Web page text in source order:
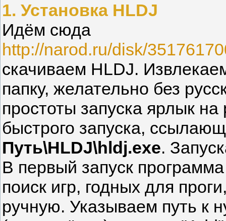
1. Установка HLDJ
Идём сюда
http://narod.ru/disk/
скачиваем HLDJ.
папку, желательно без
простоты запуска ярлык
быстрого запуска,
Путь\HLDJ\hldj.exe.
В первый запуск
поиск игр, годных для
ручную. Указываем путь к